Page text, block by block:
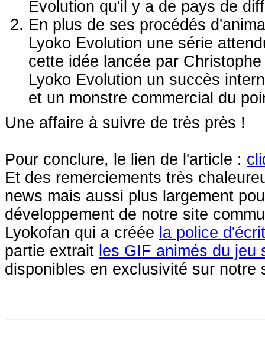
Evolution qu'il y a de pays de
En plus de ses procédés
Lyoko Evolution une série
cette idée lancée par
Lyoko Evolution un succès
et un monstre commercial du
Une affaire à suivre de très près !
Pour conclure, le lien de l'article :
Et des remerciements très
news mais aussi plus largement
développement de notre site
Lyokofan qui a créée la police
partie extrait les GIF animés du jeu
disponibles en exclusivité sur notre